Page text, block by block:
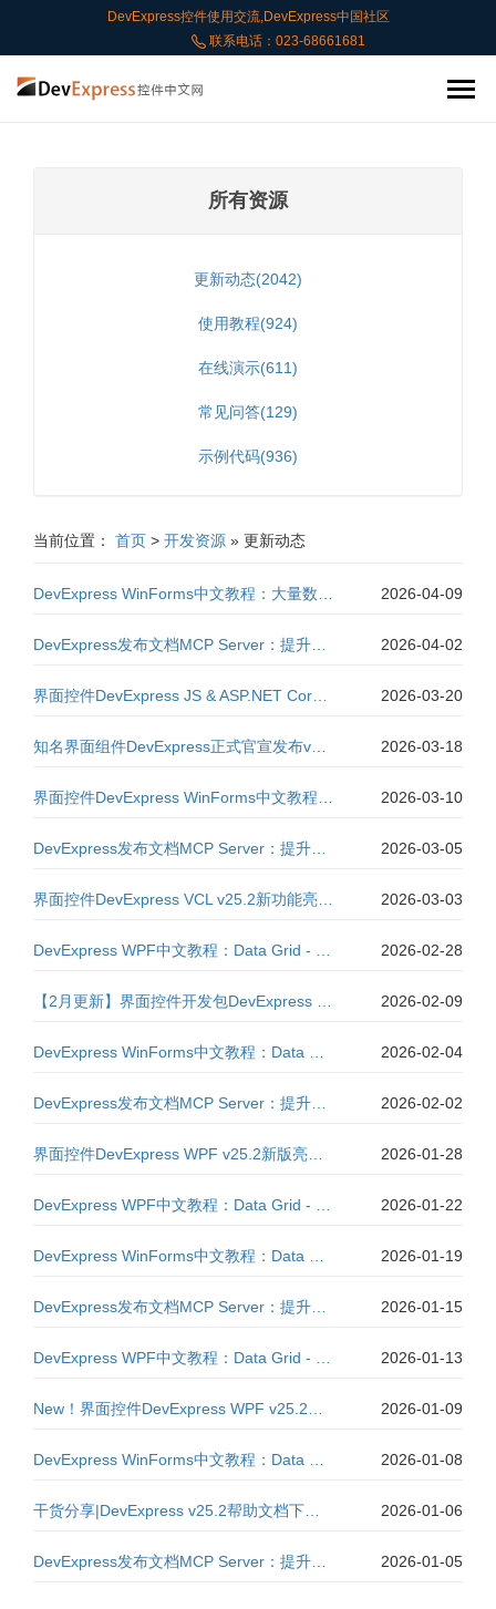
DevExpress控件使用交流,DevExpress中国社区
联系电话：023-68661681
所有资源
更新动态(2042)
使用教程(924)
在线演示(611)
常见问答(129)
示例代码(936)
当前位置： 首页 > 开发资源 » 更新动态
2026-04-09
2026-04-02
2026-03-20
2026-03-18
2026-03-10
2026-03-05
2026-03-03
2026-02-28
2026-02-09
2026-02-04
2026-02-02
2026-01-28
2026-01-22
2026-01-19
2026-01-15
2026-01-13
2026-01-09
2026-01-08
2026-01-06
2026-01-05